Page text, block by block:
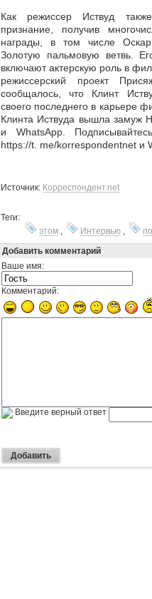
Как режиссер Иствуд
признание, получив
награды, в том числе
Золотую пальмовую ветвь.
включают актерскую роль в
режиссерский проект
сообщалось, что Клинт
своего последнего в карьере
Клинта Иствуда вышла замуж
и WhatsApp.
https://t. me/korrespondentnet и
Источник: Корреспондент.net
Теги:
этом
Интервью
Добавить комментарий
Ваше имя:
Комментарий:
Введите верный ответ